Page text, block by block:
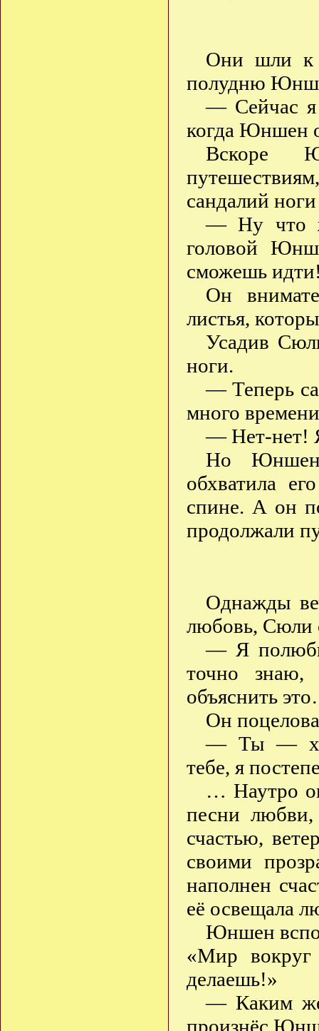
Они шли к
полудню
— Сейчас я
когда Юншен
Вскоре
сандалий
— Ну что
головой
сможешь
Он
листья,
Усадив
ноги.
— Теперь
много
— Нет-нет!
Но Юншен
обхватила
спине. А он
продолжали
Однажды
любовь, Сюли
— Я
точно
объяснить
Он
— Ты —
тебе, я
… Наутро
песни
счастью,
своими
наполнен
её освещала
Юншен
«Мир вокруг
делаешь!»
— Каким
произнёс